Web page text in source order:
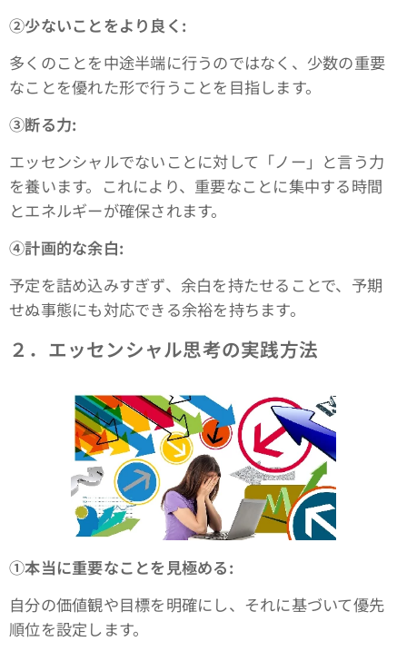
➁少ないことをより良く:
多くのことを中途半端に行うのではなく、少数の重要
なことを優れた形で行うことを目指します。
③断る力:
エッセンシャルでないことに対して「ノー」と言う力
を養います。これにより、重要なことに集中する時間
とエネルギーが確保されます。
④計画的な余白:
予定を詰め込みすぎず、余白を持たせることで、予期
せぬ事態にも対応できる余裕を持ちます。
２．エッセンシャル思考の実践方法
①本当に重要なことを見極める:
自分の価値観や目標を明確にし、それに基づいて優先
順位を設定します。